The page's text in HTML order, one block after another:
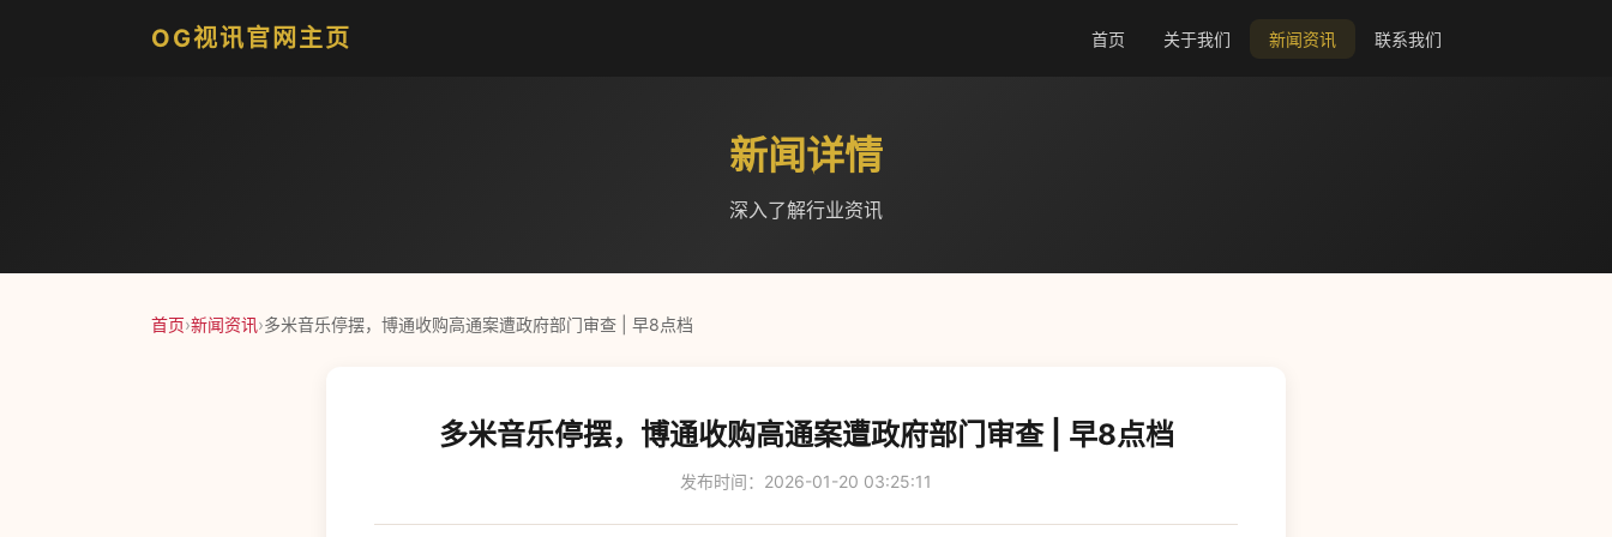
OG视讯官网主页 首页 关于我们 新闻资讯 联系我们
新闻详情
深入了解行业资讯
首页›新闻资讯›多米音乐停摆，博通收购高通案遭政府部门审查 | 早8点档
多米音乐停摆，博通收购高通案遭政府部门审查 | 早8点档
发布时间：2026-01-20 03:25:11